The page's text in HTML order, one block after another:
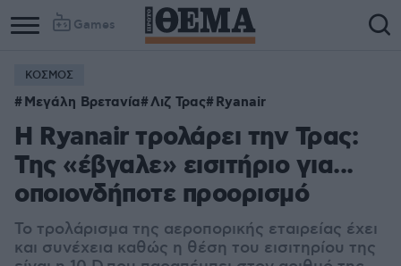
Games
ΚΟΣΜΟΣ
Μεγάλη Βρετανία Λιζ Τρας Ryanair
Η Ryanair τρολάρει την Τρας:
Της «έβγαλε» εισιτήριο για...
οποιονδήποτε προορισμό
Το τρολάρισμα της αεροπορικής εταιρείας έχει
και συνέχεια καθώς η θέση του εισιτηρίου της